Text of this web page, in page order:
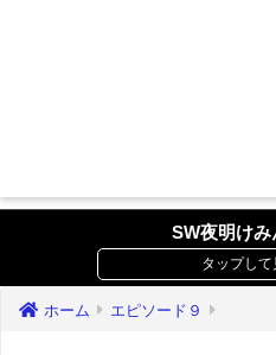
SW夜明けみ
ホーム エピソード９